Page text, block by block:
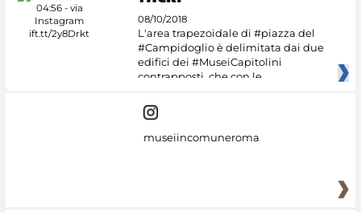
08/10/2018
L'area trapezoidale di #piazza del
#Campidoglio è delimitata dai due
edifici dei #MuseiCapitolini
contrapposti, che con le
museiincomuneroma